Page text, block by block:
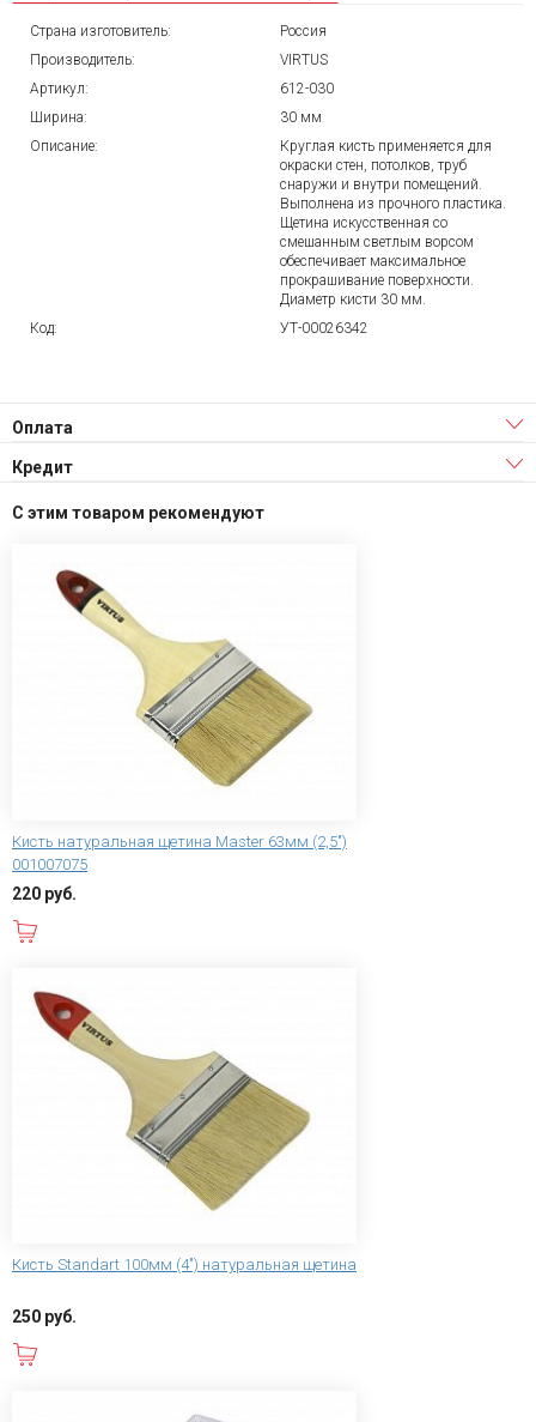
Страна изготовитель:
Россия
Производитель:
VIRTUS
Артикул:
612-030
Ширина:
30 мм
Описание:
Круглая кисть применяется для
окраски стен, потолков, труб
снаружи и внутри помещений.
Выполнена из прочного пластика.
Щетина искусственная со
смешанным светлым ворсом
обеспечивает максимальное
прокрашивание поверхности.
Диаметр кисти 30 мм.
Код:
УТ-00026342
Оплата
Кредит
С этим товаром рекомендуют
Кисть натуральная щетина Master 63мм (2,5")
001007075
220 руб.
Кисть Standart 100мм (4") натуральная щетина
250 руб.